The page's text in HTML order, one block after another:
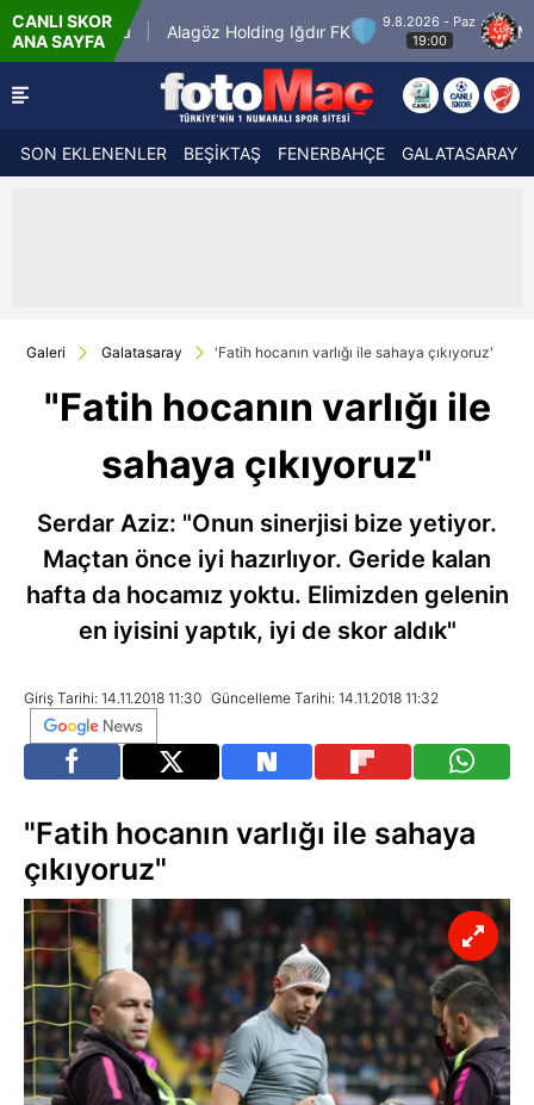
CANLI SKOR
ANA SAYFAAlagöz Holding Iğdır FK
9.8.2026 - Paz
19:00
SON EKLENENLER BEŞİKTAŞ FENERBAHÇE GALATASARAY
Galeri Galatasaray 'Fatih hocanın varlığı ile sahaya çıkıyoruz'
"Fatih hocanın varlığı ile
sahaya çıkıyoruz"
Serdar Aziz: "Onun sinerjisi bize yetiyor.
Maçtan önce iyi hazırlıyor. Geride kalan
hafta da hocamız yoktu. Elimizden gelenin
en iyisini yaptık, iyi de skor aldık"
Giriş Tarihi: 14.11.2018 11:30 Güncelleme Tarihi: 14.11.2018 11:32
"Fatih hocanın varlığı ile sahaya
çıkıyoruz"